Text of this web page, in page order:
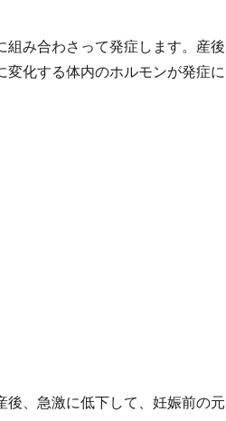
組み合わさって発症します。産後
変化する体内のホルモンが発症に
、急激に低下して、妊娠前の元